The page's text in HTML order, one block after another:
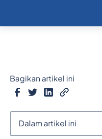
Bagikan artikel ini
Dalam artikel ini